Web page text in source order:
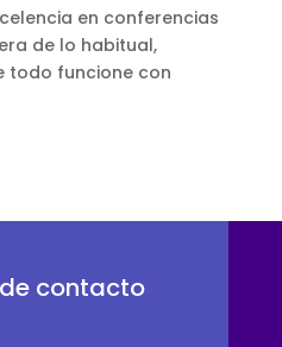
en conferencias
de lo habitual,
todo funcione con
contacto